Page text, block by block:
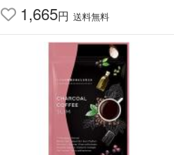
1,665円 送料無料